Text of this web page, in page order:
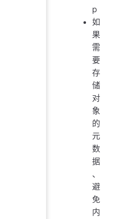
p
如
果
需
要
存
储
对
象
的
元
数
据
、
避
免
内